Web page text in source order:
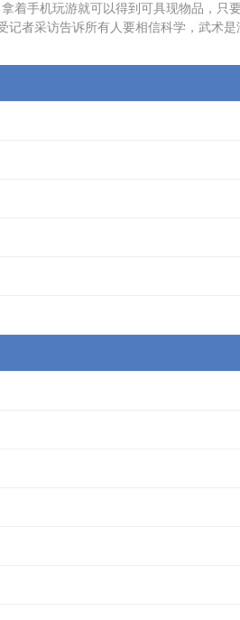
着手机玩游就可以得到可具现物品，
采访告诉所有人要相信科学，武术是